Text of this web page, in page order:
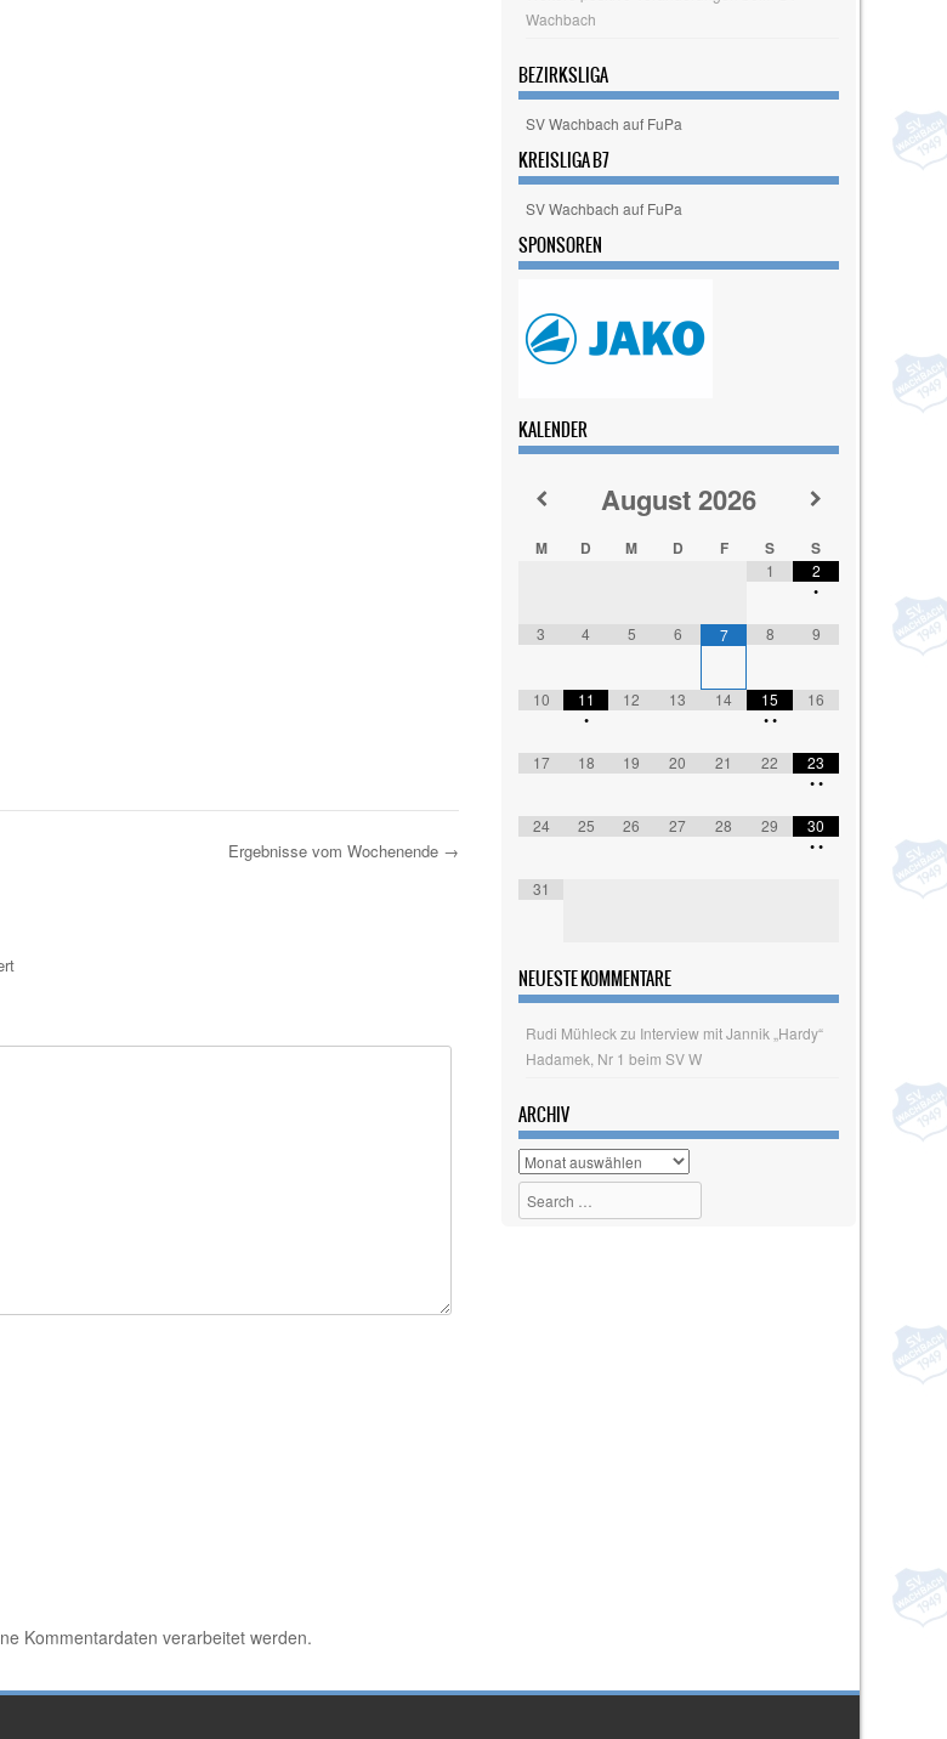
Ergebnisse vom Wochenende →
Kommentardaten verarbeitet werden.
Wachbach
BEZIRKSLIGA
SV Wachbach auf FuPa
KREISLIGA B7
SV Wachbach auf FuPa
SPONSOREN
KALENDER
August2026
M D M D F S S
1 2
•
3 4 5 6 7 8 9
10 11
•
12 13 14 15
••
16
17 18 19 20 21 22 23
••
24 25 26 27 28 29 30
••
31
NEUESTE KOMMENTARE
Rudi Mühleck zu Interview mit Jannik „Hardy“
Hadamek, Nr 1 beim SV W
ARCHIV
Archiv
Search